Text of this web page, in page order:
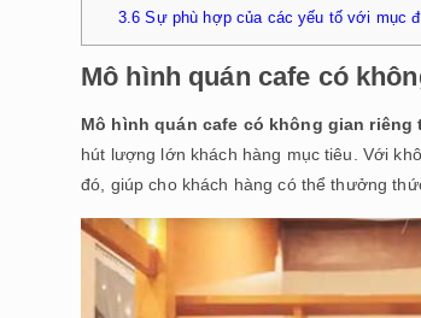
3.6 Sự phù hợp của các yếu tố với mục
Mô hình quán cafe có
Mô hình quán cafe có không gian riêng
hút lượng lớn khách hàng mục tiêu. Với
đó, giúp cho khách hàng có thể thưởng